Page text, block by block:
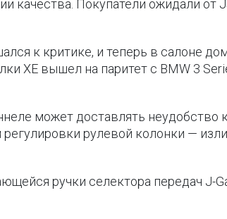
качества. Покупатели ожидали от
к критике, и теперь в салоне
XE вышел на паритет с BMW 3
может доставлять неудобство
рулевой колонки —
ручки селектора передач J-